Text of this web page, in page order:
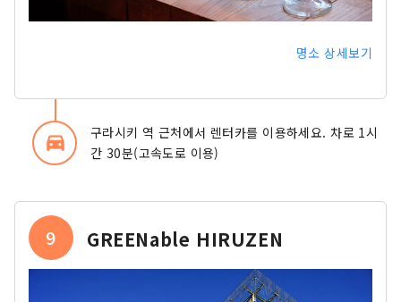
명소 상세보기
directions_car_filled
구라시키 역 근처에서 렌터카를 이용하세요. 차로 1시
간 30분(고속도로 이용)
9 GREENable HIRUZEN